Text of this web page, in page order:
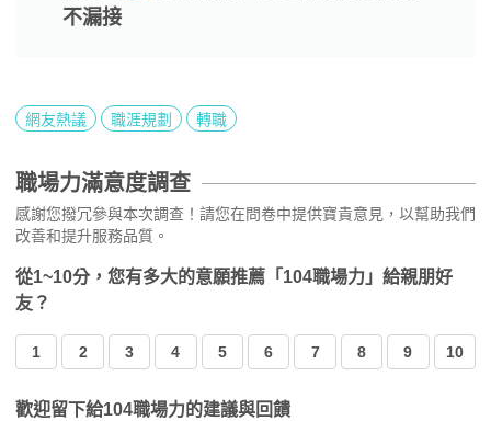
不漏接
網友熱議 職涯規劃 轉職
職場力滿意度調查
感謝您撥冗參與本次調查！請您在問卷中提供寶貴意見，以幫助我們
改善和提升服務品質。
從1~10分，您有多大的意願推薦「104職場力」給親朋好
友？
1 2 3 4 5 6 7 8 9 10
歡迎留下給104職場力的建議與回饋